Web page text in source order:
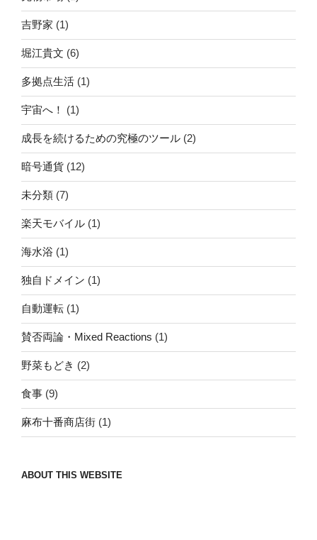
吉野家 (1)
堀江貴文 (6)
多拠点生活 (1)
宇宙へ！ (1)
成長を続けるための究極のツール (2)
暗号通貨 (12)
未分類 (7)
楽天モバイル (1)
海水浴 (1)
独自ドメイン (1)
自動運転 (1)
賛否両論・Mixed Reactions (1)
野菜もどき (2)
食事 (9)
麻布十番商店街 (1)
ABOUT THIS WEBSITE